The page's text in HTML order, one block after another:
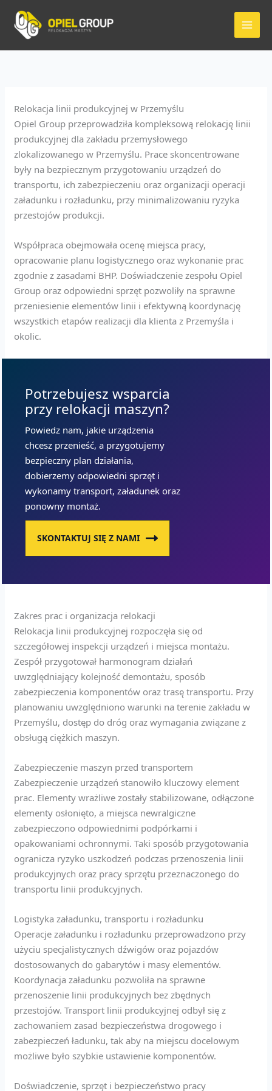
treści
Relokacja linii produkcyjnej w Przemyślu
Opiel Group przeprowadziła kompleksową relokację linii
produkcyjnej dla zakładu przemysłowego
zlokalizowanego w Przemyślu. Prace skoncentrowane
były na bezpiecznym przygotowaniu urządzeń do
transportu, ich zabezpieczeniu oraz organizacji operacji
załadunku i rozładunku, przy minimalizowaniu ryzyka
przestojów produkcji.
Współpraca obejmowała ocenę miejsca pracy,
opracowanie planu logistycznego oraz wykonanie prac
zgodnie z zasadami BHP. Doświadczenie zespołu Opiel
Group oraz odpowiedni sprzęt pozwoliły na sprawne
przeniesienie elementów linii i efektywną koordynację
wszystkich etapów realizacji dla klienta z Przemyśla i
okolic.
Potrzebujesz wsparcia
przy relokacji maszyn?
Powiedz nam, jakie urządzenia
chcesz przenieść, a przygotujemy
bezpieczny plan działania,
dobierzemy odpowiedni sprzęt i
wykonamy transport, załadunek oraz
ponowny montaż.
SKONTAKTUJ SIĘ Z NAMI
Zakres prac i organizacja relokacji
Relokacja linii produkcyjnej rozpoczęła się od
szczegółowej inspekcji urządzeń i miejsca montażu.
Zespół przygotował harmonogram działań
uwzględniający kolejność demontażu, sposób
zabezpieczenia komponentów oraz trasę transportu. Przy
planowaniu uwzględniono warunki na terenie zakładu w
Przemyślu, dostęp do dróg oraz wymagania związane z
obsługą ciężkich maszyn.
Zabezpieczenie maszyn przed transportem
Zabezpieczenie urządzeń stanowiło kluczowy element
prac. Elementy wrażliwe zostały stabilizowane, odłączone
elementy osłonięto, a miejsca newralgiczne
zabezpieczono odpowiednimi podpórkami i
opakowaniami ochronnymi. Taki sposób przygotowania
ogranicza ryzyko uszkodzeń podczas przenoszenia linii
produkcyjnych oraz pracy sprzętu przeznaczonego do
transportu linii produkcyjnych.
Logistyka załadunku, transportu i rozładunku
Operacje załadunku i rozładunku przeprowadzono przy
użyciu specjalistycznych dźwigów oraz pojazdów
dostosowanych do gabarytów i masy elementów.
Koordynacja załadunku pozwoliła na sprawne
przenoszenie linii produkcyjnych bez zbędnych
przestojów. Transport linii produkcyjnej odbył się z
zachowaniem zasad bezpieczeństwa drogowego i
zabezpieczeń ładunku, tak aby na miejscu docelowym
możliwe było szybkie ustawienie komponentów.
Doświadczenie, sprzęt i bezpieczeństwo pracy